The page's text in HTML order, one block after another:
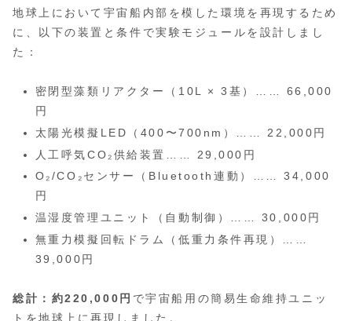
地球上において宇宙船内部を模した環境を再現するため
に、以下の装置と条件で実験モジュールを設計しまし
た：
密閉型藻類リアクター（10L × 3基）…… 66,000
円
太陽光模擬LED（400〜700nm）…… 22,000円
人工呼気CO₂供給装置…… 29,000円
O₂/CO₂センサー（Bluetooth連動）…… 34,000
円
温湿度管理ユニット（自動制御）…… 30,000円
無重力模擬回転ドラム（低重力条件再現）……
39,000円
総計：約220,000円 で宇宙船用の簡易生命維持ユニッ
トを地球上に再現しました。